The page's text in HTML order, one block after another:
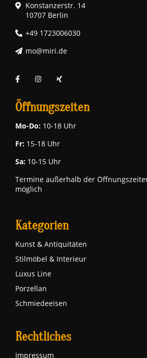
Konstanzerstr. 14
10707 Berlin
+49 1723006030
mo@miri.de
Öffnungszeiten
Mo-Do: 10-18 Uhr
Fr: 15-18 Uhr
Sa: 10-15 Uhr
Termine außerhalb der
möglich
Kategorien
Kunst & Antiquitäten
Stilmöbel & Interieur
Luxus Line
Porzellan
Schmiedeeisen
Rechtliches
Impressum